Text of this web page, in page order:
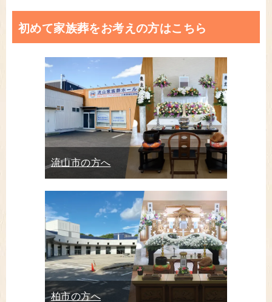
初めて家族葬をお考えの方はこちら
流山市の方へ
柏市の方へ